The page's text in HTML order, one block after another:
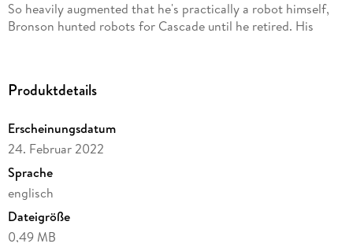
So heavily augmented that he's practically a robot himself,
Bronson hunted robots for Cascade until he retired. His
But when Cascade engineer Isla Bligh comes to him for help,
everything he believes: protecting a robot who shouldn't
exist from Cascade's next generation of hunters.
Ava is a new kind of synthetic human, appearing to be a flesh
and blood in every way, but she represents the next step in
human-robot evolution. Bronson would've gleefully hunted
her down himself . . . before his retirement.
Produktdetails
Erscheinungsdatum
24. Februar 2022
Sprache
englisch
Dateigröße
0,49 MB